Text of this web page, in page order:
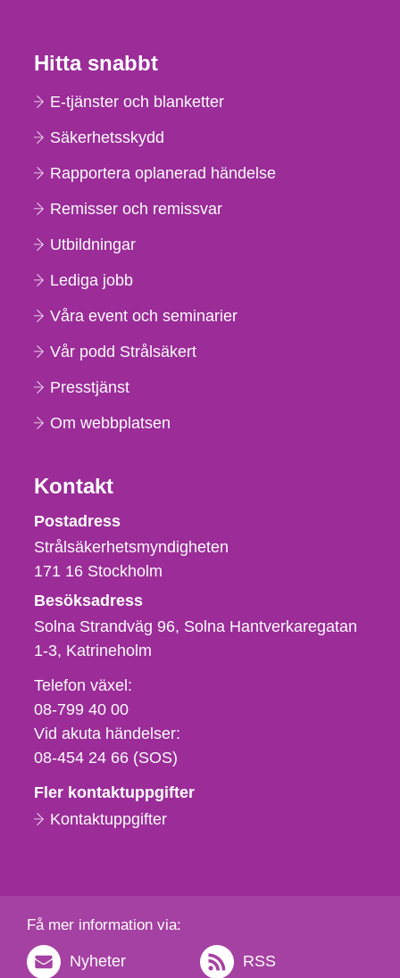
Hitta snabbt
E-tjänster och blanketter
Säkerhetsskydd
Rapportera oplanerad händelse
Remisser och remissvar
Utbildningar
Lediga jobb
Våra event och seminarier
Vår podd Strålsäkert
Presstjänst
Om webbplatsen
Kontakt
Strålsäkerhetsmyndigheten
Postadress
Strålsäkerhetsmyndigheten
171 16 Stockholm
Besöksadress
Solna Strandväg 96, Solna Hantverkaregatan
1-3 Katrineholm
Telefon,
fax
och
e-
Telefon växel:
08-799 40 00
Vid akuta händelser:
08-454 24 66 (SOS)
Fler kontaktuppgifter
Kontaktuppgifter
Få mer information via:
Nyheter RSS